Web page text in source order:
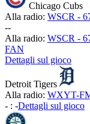
Chicago Cubs
Alla radio: WSCR -
--
Alla radio: WSCR -
FAN
Dettagli sul gioco
Detroit Tigers
Alla radio: WXYT-
- : -Dettagli sul gioco